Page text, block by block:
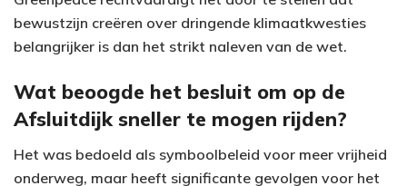
bewustzijn creëren over dringende klimaatkwesties
belangrijker is dan het strikt naleven van de wet.
Wat beoogde het besluit om op de
Afsluitdijk sneller te mogen rijden?
Het was bedoeld als symboolbeleid voor meer vrijheid
onderweg, maar heeft significante gevolgen voor het